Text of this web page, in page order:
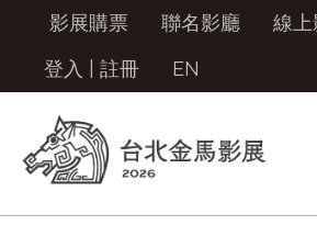
影展購票 聯名影廳 線上
登入
註冊 EN